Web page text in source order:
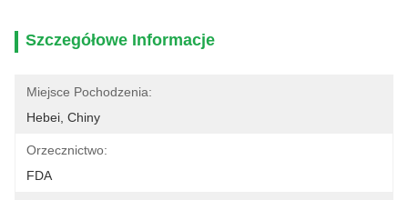
Szczegółowe Informacje
Miejsce Pochodzenia:
Hebei, Chiny
Orzecznictwo:
FDA